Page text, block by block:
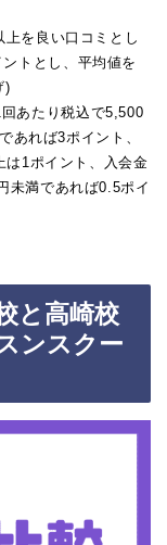
を良い口コミとし
トとし、平均値を
)
あたり税込で5,500
あれば3ポイント、
1ポイント、入会金
未満であれば0.5ポイ
と高崎校
ンスクー